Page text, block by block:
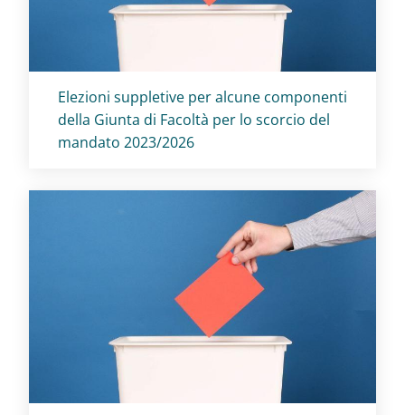
Titolo card:
Elezioni suppletive per alcune componenti
della Giunta di Facoltà per lo scorcio del
mandato 2023/2026